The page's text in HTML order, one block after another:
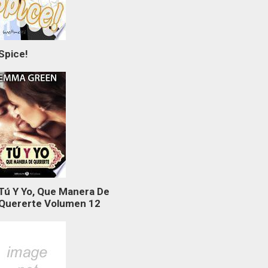
Y Yo, Que Manera De
Volumen 12